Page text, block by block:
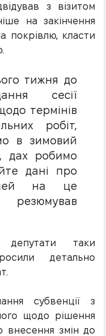
з візитом
на закінчення
покрівлю, класти
тижня до
сесії
термінів
робіт,
в зимовий
дах робимо
дані про
на це
таки
детально
субвенції з
щодо рішення
внесення змін до